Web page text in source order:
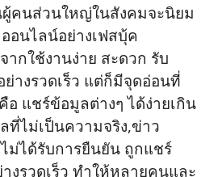
คนส่วนใหญ่ในสังคมจะนิยม
อนไลน์อย่างเฟสบุ้ค
ากใช้งานง่าย สะดวก รับ
างรวดเร็ว แต่ก็มีจุดอ่อนที่
แชร์ข้อมูลต่างๆ ได้ง่ายเกิน
ที่ไม่เป็นความจริง,ข่าว
ม่ได้รับการยืนยัน ถูกแชร์
งรวดเร็ว ทำให้หลายคนและ